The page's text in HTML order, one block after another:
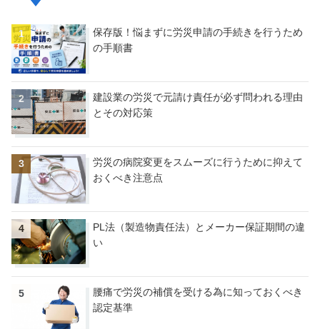
保存版！悩まずに労災申請の手続きを行うため
の手順書
建設業の労災で元請け責任が必ず問われる理由
とその対応策
労災の病院変更をスムーズに行うために抑えて
おくべき注意点
PL法（製造物責任法）とメーカー保証期間の違
い
腰痛で労災の補償を受ける為に知っておくべき
認定基準